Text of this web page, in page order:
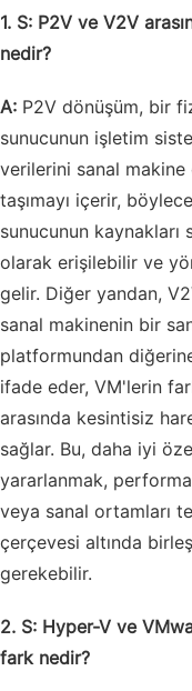
1. S: P2V ve V2V
nedir?
A: P2V dönüşüm, bir
sunucunun işletim
verilerini sanal makine
taşımayı içerir,
sunucunun kaynakları
olarak erişilebilir ve
gelir. Diğer yandan,
sanal makinenin bir
platformundan diğerine
ifade eder, VM'lerin
arasında kesintisiz
sağlar. Bu, daha iyi
yararlanmak,
veya sanal ortamları
çerçevesi altında
gerekebilir.
2. S: Hyper-V ve
fark nedir?